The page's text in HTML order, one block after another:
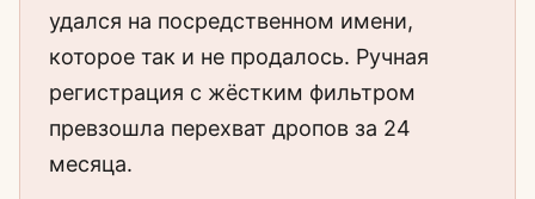
удался на посредственном имени,
которое так и не продалось. Ручная
регистрация с жёстким фильтром
превзошла перехват дропов за 24
месяца.